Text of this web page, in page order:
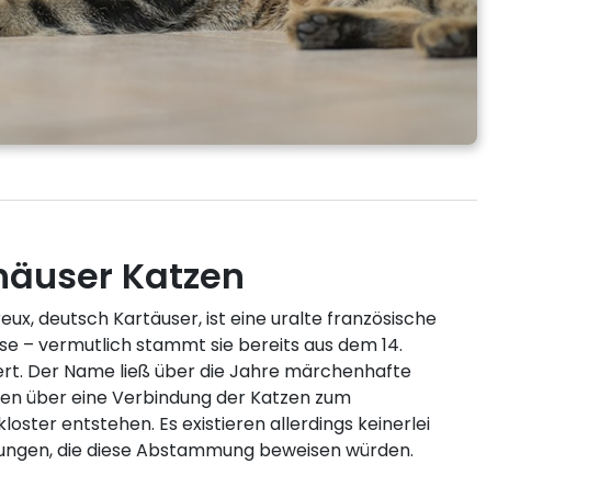
Katzen
deutsch Kartäuser, ist eine uralte französische
– vermutlich stammt sie bereits aus dem 14.
Der Name ließ über die Jahre märchenhafte
über eine Verbindung der Katzen zum
entstehen. Es existieren allerdings keinerlei
die diese Abstammung beweisen würden.